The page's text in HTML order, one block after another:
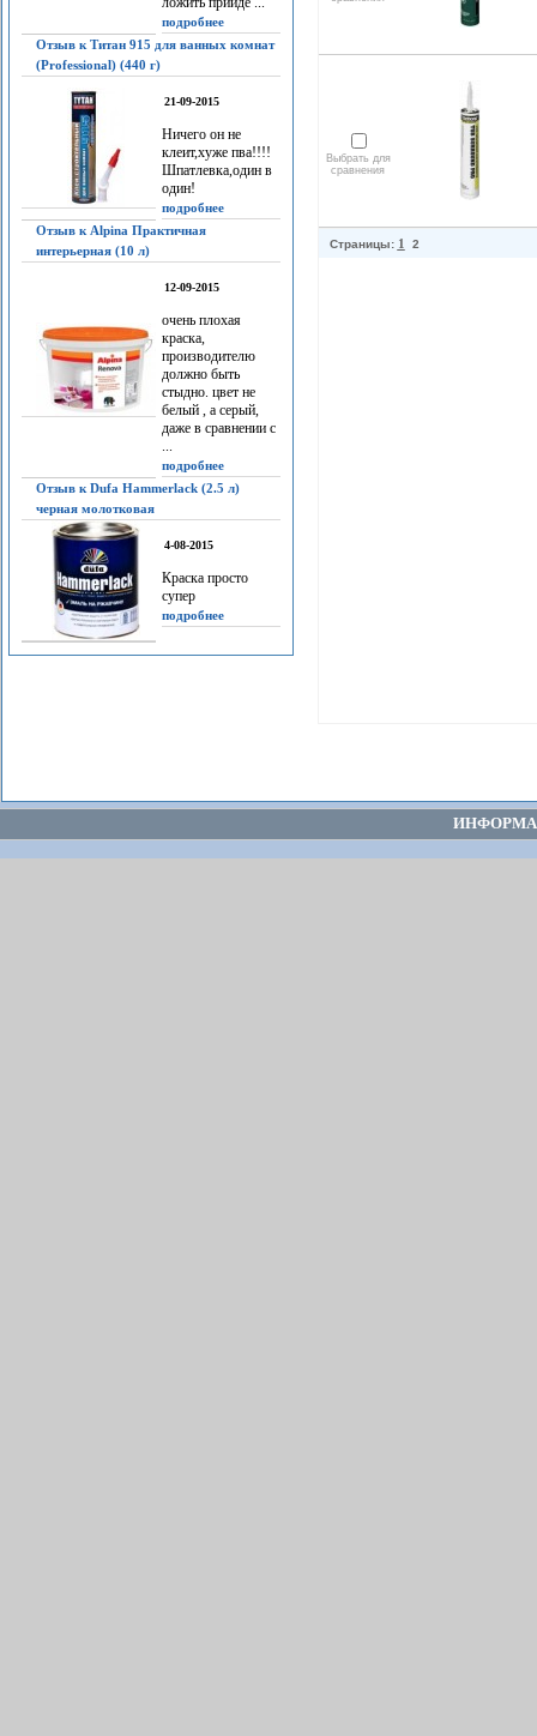
подробнее
Отзыв к Титан 915 для ванных комнат
(Professional) (440 г)
21-09-2015
Ничего он не
клеит,хуже пва!!!!
Шпатлевка,один в
один!
подробнее
Отзыв к Alpina Практичная
интерьерная (10 л)
12-09-2015
очень плохая
краска,
производителю
должно быть
стыдно. цвет не
белый , а серый,
даже в сравнении с
...
подробнее
Отзыв к Dufa Hammerlack (2.5 л)
черная молотковая
4-08-2015
Краска просто
супер
подробнее
Выбрать для
сравнения
Страницы: 1 2